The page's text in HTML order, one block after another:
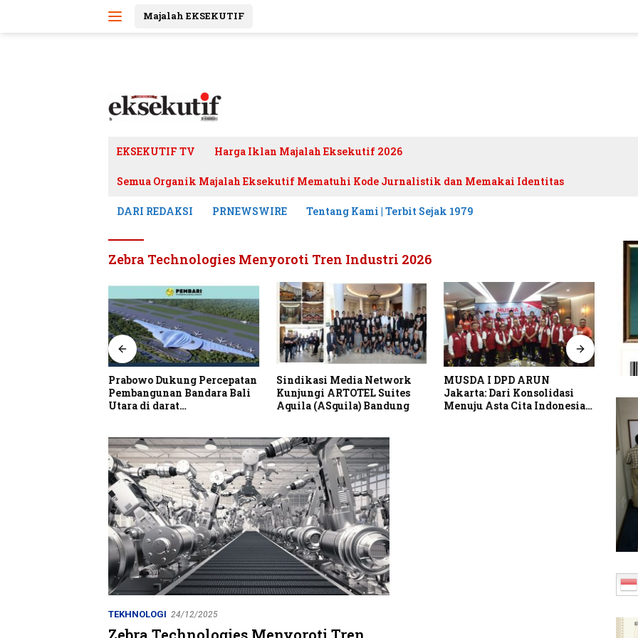
Majalah EKSEKUTIF
EKSEKUTIF TV Harga Iklan Majalah Eksekutif 2026
Semua Organik Majalah Eksekutif Mematuhi Kode Jurnalistik dan Memakai Identitas
DARI REDAKSI PRNEWSWIRE Tentang Kami | Terbit Sejak 1979
Zebra Technologies Menyoroti Tren Industri 2026
Prabowo Dukung Percepatan
Pembangunan Bandara Bali
Utara di darat
Sindikasi Media Network
Kunjungi ARTOTEL Suites
Aquila (ASquila) Bandung
MUSDA I DPD ARUN
Jakarta: Dari Konsolidasi
Menuju Asta Cita Indonesia
TEKHNOLOGI 24/12/2025
Zebra Technologies Menyoroti Tren